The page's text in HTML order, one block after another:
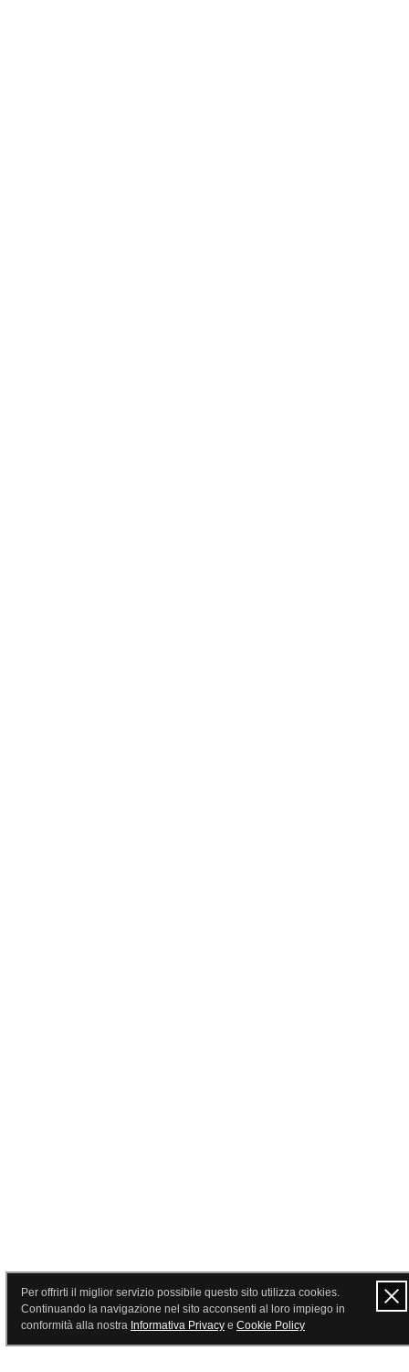
Per offrirti il miglior servizio possibile questo sito utilizza cookies.
Continuando la navigazione nel sito acconsenti al loro impiego in
conformità alla nostra Informativa Privacy e Cookie Policy